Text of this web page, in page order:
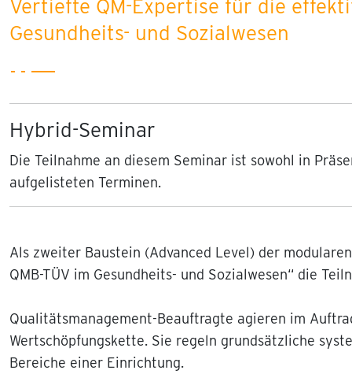
Vertiefte QM-Expertise für die
Gesundheits- und Sozialwesen
Hybrid-Seminar
Die Teilnahme an diesem Seminar ist sowohl in
aufgelisteten Terminen.
Als zweiter Baustein (Advanced Level) der
QMB-TÜV im Gesundheits- und Sozialwesen“ die
Qualitätsmanagement-Beauftragte agieren im
Wertschöpfungskette. Sie regeln grundsätzliche
Bereiche einer Einrichtung.